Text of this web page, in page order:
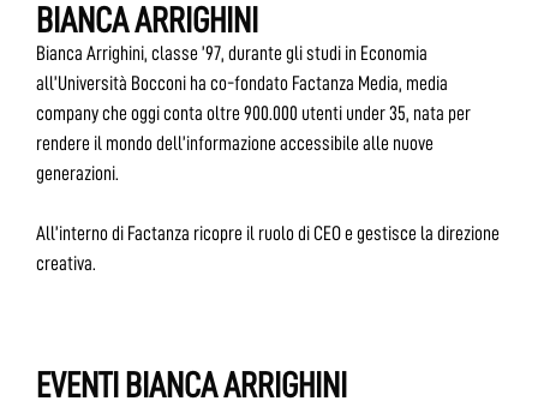
BIANCA ARRIGHINI
Bianca Arrighini, classe ’97, durante gli studi in Economia
all’Università Bocconi ha co-fondato Factanza Media, media
company che oggi conta oltre 900.000 utenti under 35, nata per
rendere il mondo dell’informazione accessibile alle nuove
generazioni.
All’interno di Factanza ricopre il ruolo di CEO e gestisce la direzione
creativa.
EVENTI BIANCA ARRIGHINI